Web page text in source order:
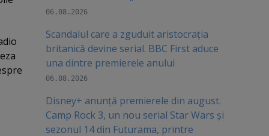
06.08.2026
Scandalul care a zguduit aristocrația
britanică devine serial. BBC First aduce
una dintre premierele anului
06.08.2026
Disney+ anunță premierele din august.
Camp Rock 3, un nou serial Star Wars și
sezonul 14 din Futurama, printre